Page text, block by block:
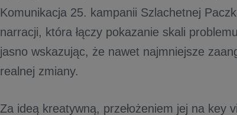
Komunikacja 25. kampanii Szlachetnej
narracji, która łączy pokazanie skali
jasno wskazując, że nawet najmniejsze
realnej zmiany.
Za ideą kreatywną, przełożeniem jej na key